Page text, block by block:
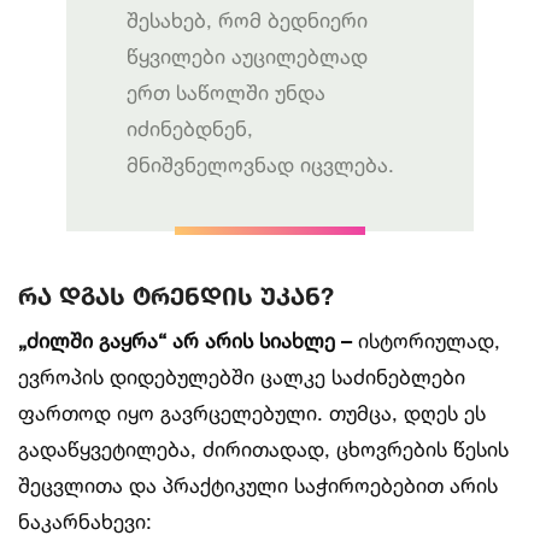
შესახებ, რომ ბედნიერი
წყვილები აუცილებლად
ერთ საწოლში უნდა
იძინებდნენ,
მნიშვნელოვნად იცვლება.
რა დგას ტრენდის უკან?
„ძილში გაყრა“ არ არის სიახლე –ისტორიულად,
ევროპის დიდებულებში ცალკე საძინებლები
ფართოდ იყო გავრცელებული. თუმცა, დღეს ეს
გადაწყვეტილება, ძირითადად, ცხოვრების წესის
შეცვლითა და პრაქტიკული საჭიროებებით არის
ნაკარნახევი: